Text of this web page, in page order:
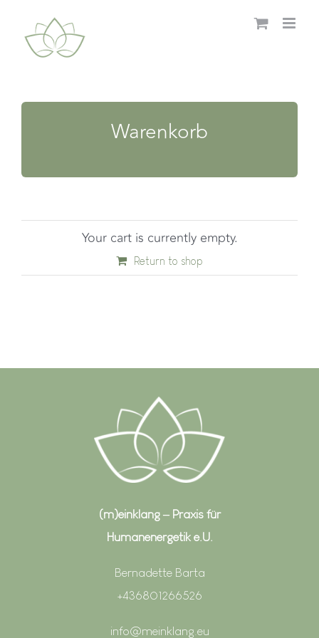
springen
Warenkorb
Your cart is currently empty.
Return to shop
(m)einklang – Praxis für
Humanenergetik e.U.
Bernadette Barta
+436801266526
info@meinklang.eu